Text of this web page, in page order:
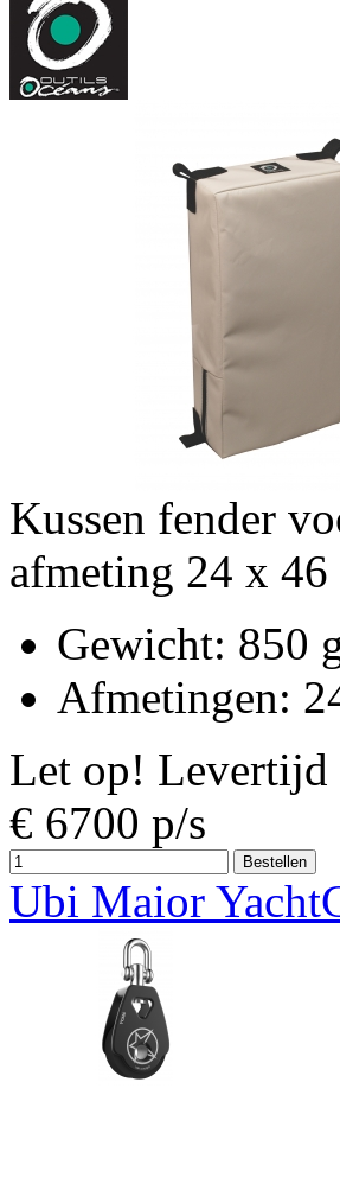
Kussen fender
afmeting 24 x
Gewicht: 850
Afmetingen:
Let op! Levertijd
€ 6700 p/s
Ubi Maior